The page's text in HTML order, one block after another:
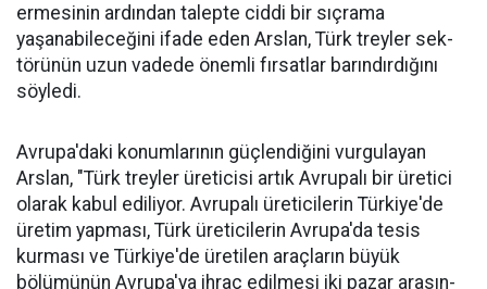
ermesinin ardından talepte ciddi bir sıçrama
yaşanabileceğini ifa­de eden Arslan, Türk treyler sek­
törünün uzun vadede önemli fır­satlar barındırdığını
söyledi.
Avrupa'daki konumlarının güçlendiğini vurgulayan
Arslan, "Türk treyler üreticisi artık Avru­palı bir üretici
ola­rak kabul ediliyor. Avrupalı üreticile­rin Türkiye'de
üre­tim yapması, Türk üreticilerin Avru­pa'da tesis
kurması ve Türkiye'de üreti­len araçların büyük
bölümünün Avru­pa'ya ihraç edilme­si iki pazar arasın­